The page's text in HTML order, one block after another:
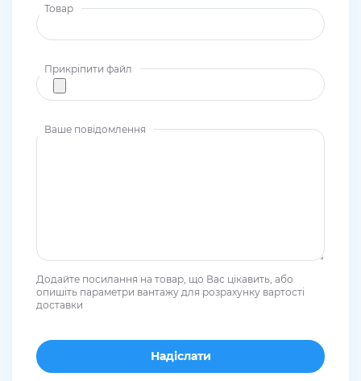
Товар
Прикріпити файл
Ваше повідомлення
Додайте посилання на товар, що Вас цікавить, або
опишіть параметри вантажу для розрахунку вартості
доставки